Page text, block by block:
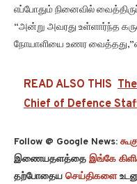
எப்போதும் நினைவில்
“அன்று அவரது உள்ளார்ந்த
நோயாளியை உணர
READ ALSO THIS
Chief of Defence
Follow @ Google News:
இணையதளத்தை இங்கே
தற்போதைய செய்திகளை